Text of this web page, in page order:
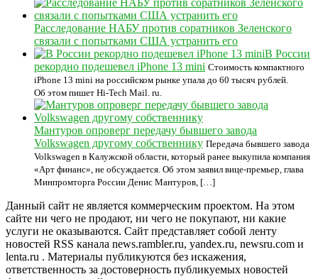
Расследование НАБУ против соратников Зеленского
связали с попытками США устранить его
В России
рекордно подешевел iPhone 13 mini Стоимость компактного
iPhone 13 mini на российском рынке упала до 60 тысяч рублей.
Об этом пишет Hi-Tech Mail. ru.
Мантуров опроверг передачу бывшего завода
Volkswagen другому собственнику Передача бывшего завода
Volkswagen в Калужской области, который ранее выкупила компания
«Арт финанс», не обсуждается. Об этом заявил вице-премьер, глава
Минпромторга России Денис Мантуров, […]
Данный сайт не является коммерческим проектом. На этом
сайте ни чего не продают, ни чего не покупают, ни какие
услуги не оказываются. Сайт представляет собой ленту
новостей RSS канала news.rambler.ru, yandex.ru, newsru.com и
lenta.ru . Материалы публикуются без искажения,
ответственность за достоверность публикуемых новостей